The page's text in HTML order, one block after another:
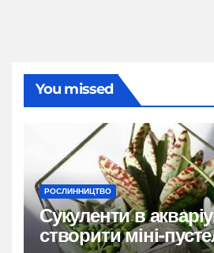
You missed
РОСЛИННИЦТВО
Сукуленти в
створити міні-